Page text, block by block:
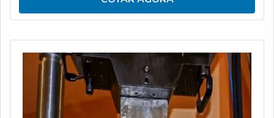
empresas só é considerado não destrutivo quando não
apresenta nenhum risco permanente a um material,